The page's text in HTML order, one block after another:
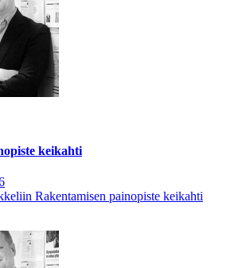
keikahti
Rakentamisen painopiste keikahti